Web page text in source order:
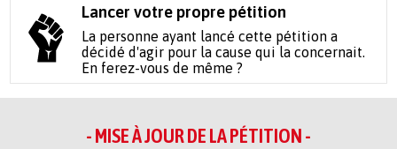
Lancer votre propre pétition
La personne ayant lancé cette pétition a
décidé d'agir pour la cause qui la concernait.
En ferez-vous de même ?
- MISE À JOUR DE LA PÉTITION -